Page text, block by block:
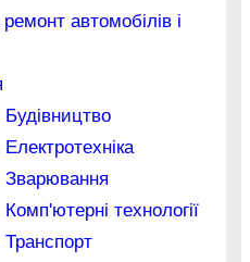
автомобілів і
Зварювання
технології
Транспорт